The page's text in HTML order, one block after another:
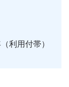
利用付帯）